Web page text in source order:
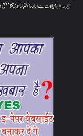
ہیں۔ ان خیالات سے ادارہ (اعتبار نیوز) کا